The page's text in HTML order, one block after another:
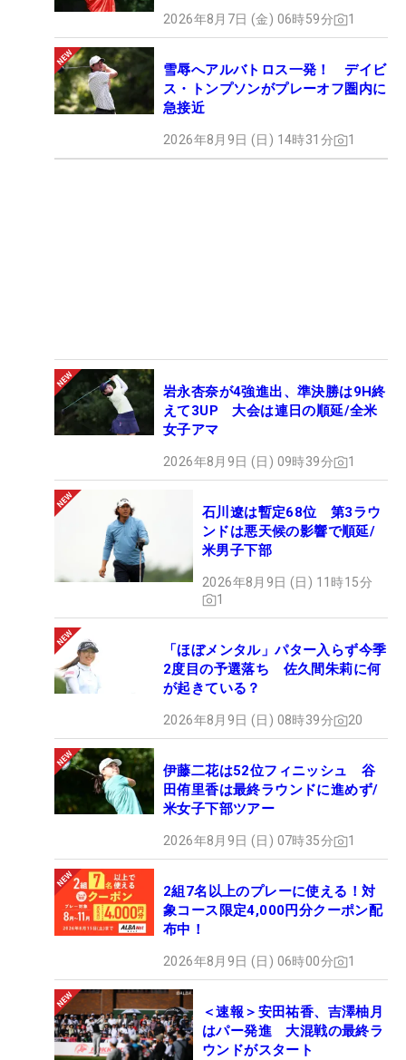
2026年8月7日 (金) 06時59分 1
雪辱へアルバトロス一発！ デイビ
ス・トンプソンがプレーオフ圏内に
急接近
2026年8月9日 (日) 14時31分 1
岩永杏奈が4強進出、準決勝は9H終
えて3UP 大会は連日の順延/全米
女子アマ
2026年8月9日 (日) 09時39分 1
石川遼は暫定68位 第3ラウ
ンドは悪天候の影響で順延/
米男子下部
2026年8月9日 (日) 11時15分
1
「ほぼメンタル」パター入らず今季
2度目の予選落ち 佐久間朱莉に何
が起きている？
2026年8月9日 (日) 08時39分 20
伊藤二花は52位フィニッシュ 谷
田侑里香は最終ラウンドに進めず/
米女子下部ツアー
2026年8月9日 (日) 07時35分 1
2組7名以上のプレーに使える！対
象コース限定4,000円分クーポン配
布中！
2026年8月9日 (日) 06時00分 1
＜速報＞安田祐香、吉澤柚月
はパー発進 大混戦の最終ラ
ウンドがスタート